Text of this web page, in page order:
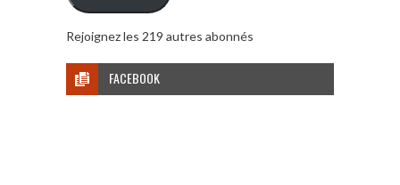
Rejoignez les 219 autres abonnés
FACEBOOK